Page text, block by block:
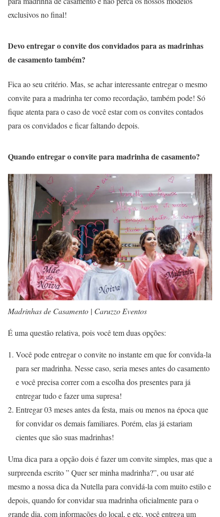
exclusivos no final!
Devo entregar o convite dos convidados para as madrinhas
de casamento também?
Fica ao seu critério. Mas, se achar interessante entregar o mesmo
convite para a madrinha ter como recordação, também pode! Só
fique atenta para o caso de você estar com os convites contados
para os convidados e ficar faltando depois.
Quando entregar o convite para madrinha de casamento?
Madrinhas de Casamento | Caruzzo Eventos
É uma questão relativa, pois você tem duas opções:
Você pode entregar o convite no instante em que for convida-la
para ser madrinha. Nesse caso, seria meses antes do casamento
e você precisa correr com a escolha dos presentes para já
entregar tudo e fazer uma supresa!
Entregar 03 meses antes da festa, mais ou menos na época que
for convidar os demais familiares. Porém, elas já estariam
cientes que são suas madrinhas!
Uma dica para a opção dois é fazer um convite simples, mas que a
surpreenda escrito ” Quer ser minha madrinha?”, ou usar até
mesmo a nossa dica da Nutella para convidá-la com muito estilo e
depois, quando for convidar sua madrinha oficialmente para o
grande dia, com informações do local, e etc, você entrega um